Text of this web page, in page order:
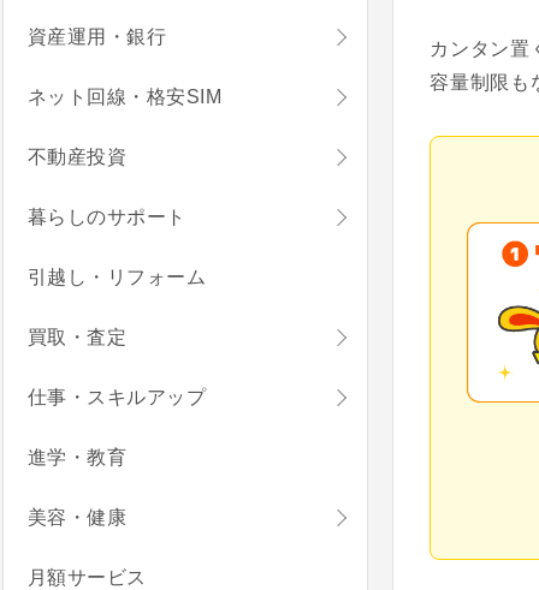
カンタン置
容量制限も
資産運用・銀行
ネット回線・格安SIM
不動産投資
暮らしのサポート
引越し・リフォーム
買取・査定
仕事・スキルアップ
進学・教育
美容・健康
月額サービス